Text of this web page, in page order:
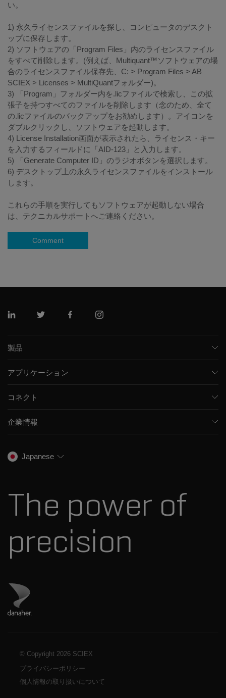
い。
1) 永久ライセンスファイルを探し、コンピュータのデスクト
ップに保存します。
2) ソフトウェアの「Program Files」内のライセンスファイル
をすべて削除します。(例えば、Multiquant™ソフトウェアの場
合のライセンスファイル保存先、C: > Program Files > AB
SCIEX > Licenses > MultiQuantフォルダー)。
3) 「Program」フォルダー内を.licファイルで検索し、この拡
張子を持つすべてのファイルを削除します（念のため、全て
の.licファイルのバックアップをお勧めします）。アイコンを
ダブルクリックし、ソフトウェアを起動します。
4) License Installation画面が表示されたら、ライセンス・キー
を入力するフィールドに「AID-123」と入力します。
5) 「Generate Computer ID」のラジオボタンを選択します。
6) デスクトップ上の永久ライセンスファイルをインストール
します。
これらの手順を実行してもソフトウェアが起動しない場合
は、テクニカルサポートへご連絡ください。
Comment
リンクトインツイッターフェイスブックインスタグラム
製品
キャピラリー電気泳動機器
統合ソリューション
スペクトルライブラリ
アプリケーション
環境分析
法医学ソリューション
コネクト
トレーニング
キャリア
企業情報
プレスリリース
Japanese
The power of
precision
ダナハーのサイトにアクセス
© Copyright 2026 SCIEX
プライバシーポリシー
個人情報の取り扱いについて